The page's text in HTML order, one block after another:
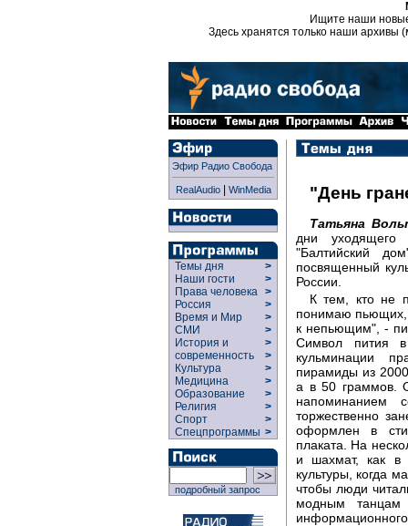
Ищите наши
Здесь хранятся только наши архивы
Эфир Радио Свобода
RealAudio| WinMedia
Темы дня
>
Наши гости
>
Права человека >
Россия
>
Время и Мир
>
СМИ
>
История и
современность
>
>
Культура
>
Медицина
>
Образование
>
Религия
>
Спорт
>
Спецпрограммы >
подробный запрос
"День
Татьяна
дни уходящего
"Балтийский
посвященный
России.
К тем, кто не
понимаю пьющих,
к непьющим", -
Символ пития в
кульминации
пирамиды из
а в 50 граммов.
напоминанием
торжественно
оформлен в
плаката. На
и шахмат, как в
культуры, когда
чтобы люди
модным танцам